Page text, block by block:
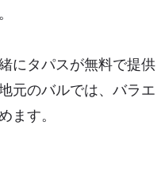
にタパスが無料で提供
元のバルでは、バラエ
ます。